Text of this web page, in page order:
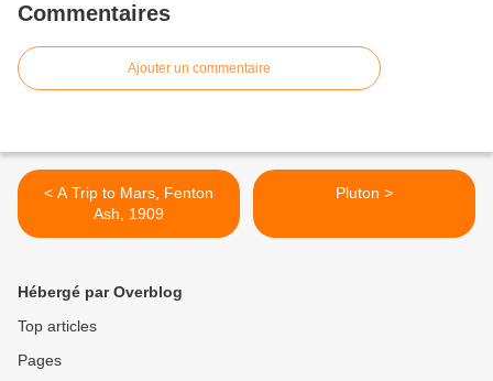
Commentaires
Ajouter un commentaire
< A Trip to Mars, Fenton
Ash, 1909
Pluton >
Hébergé par Overblog
Top articles
Pages